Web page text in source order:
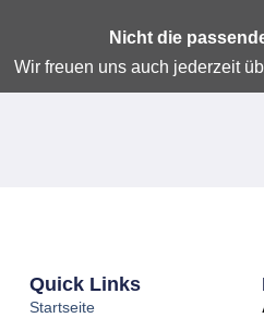
Nicht die
Wir freuen uns auch jederzeit
Quick Links
Startseite